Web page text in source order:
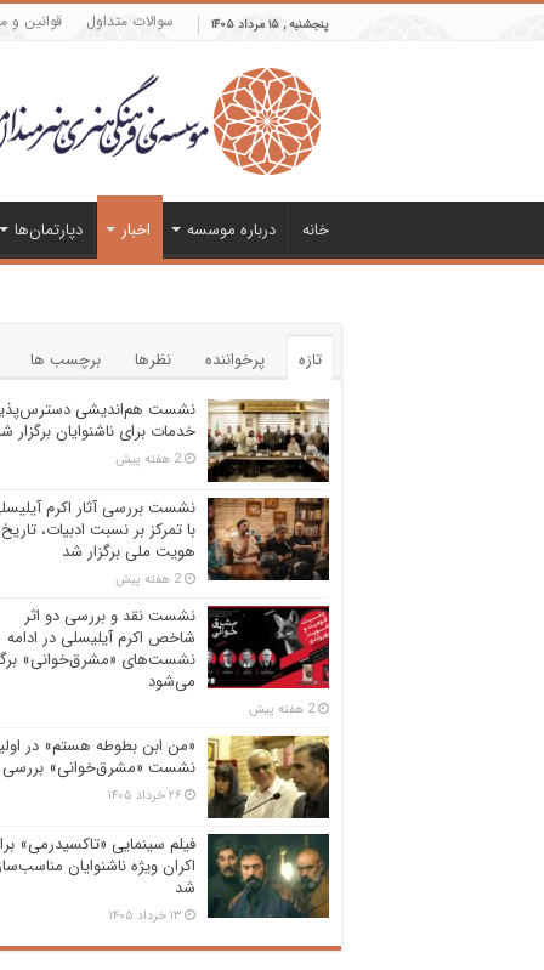
پنجشنبه , ۱۵ مرداد ۱۴۰۵ سوالات متداول قوانین و
خانه درباره موسسه اخبار دپارتمان‌ها
تازه پرخواننده نظرها
برچسب ها
نشست هم‌اندیشی
خدمات برای ناشنوایان برگزار
2 هفته پیش
نشست بررسی آثار اکرم
با تمرکز بر نسبت ادبیات،
هویت ملی برگزار شد
2 هفته پیش
نشست نقد و بررسی دو اثر
شاخص اکرم آیلیسلی در ادامه
نشست‌های «مشرق‌خوانی»
می‌شود
2 هفته پیش
«من ابن بطوطه هستم» در
نشست «مشرق‌خوانی»
۲۶ خرداد ۱۴۰۵
فیلم سینمایی «تاکسیدرمی»
اکران ویژه ناشنوایان
شد
۱۳ خرداد ۱۴۰۵